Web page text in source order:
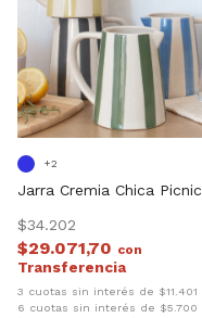
Jarra Cremia Chica Picnic
$34.202
$29.071,70 con
3 cuotas sin interés de $11.401
6 cuotas sin interés de $5.700
+2